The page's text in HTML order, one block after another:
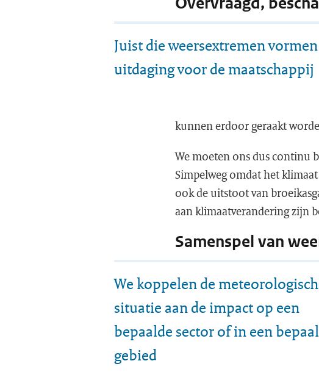
Juist die weersextremen
uitdaging voor de maatschappij
kunnen erdoor geraakt
We moeten ons dus continu
Simpelweg omdat het
ook de uitstoot van
aan klimaatverandering zijn
Samenspel van
We koppelen de
situatie aan de impact op een
bepaalde sector of in een
gebied